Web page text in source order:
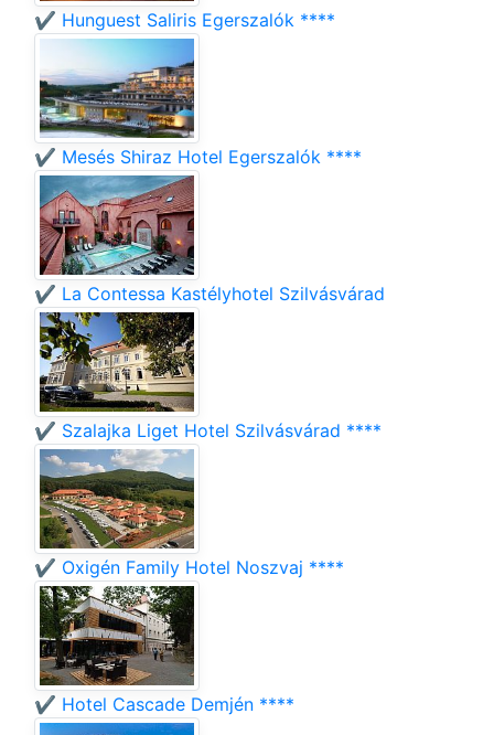
✔️ Hunguest Saliris Egerszalók ****
✔️ Mesés Shiraz Hotel Egerszalók ****
✔️ La Contessa Kastélyhotel Szilvásvárad
✔️ Szalajka Liget Hotel Szilvásvárad ****
✔️ Oxigén Family Hotel Noszvaj ****
✔️ Hotel Cascade Demjén ****